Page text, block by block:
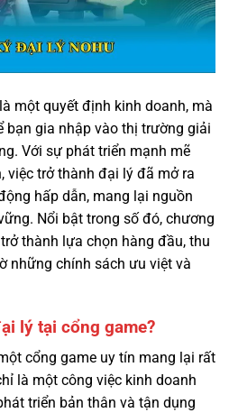
một quyết định kinh doanh, mà
bạn gia nhập vào thị trường giải
Với sự phát triển mạnh mẽ
việc trở thành đại lý đã mở ra
hấp dẫn, mang lại nguồn
Nổi bật trong số đó, chương
thành lựa chọn hàng đầu, thu
những chính sách ưu việt và
lý tại cổng game?
cổng game uy tín mang lại rất
là một công việc kinh doanh
triển bản thân và tận dụng